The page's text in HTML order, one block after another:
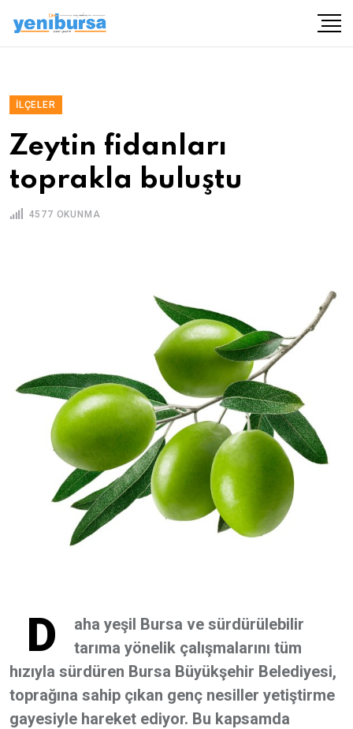
İLÇELER
Zeytin fidanları
toprakla buluştu
4577 OKUNMA
D
aha yeşil Bursa ve sürdürülebilir
tarıma yönelik çalışmalarını tüm
hızıyla sürdüren Bursa Büyükşehir Belediyesi,
toprağına sahip çıkan genç nesiller yetiştirme
gayesiyle hareket ediyor. Bu kapsamda